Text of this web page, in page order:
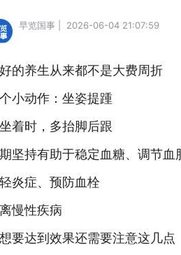
早览国事 | 2026-06-04 21:07:59
的养生从来都不是大费周折
小动作：坐姿提踵
着时，多抬脚后跟
坚持有助于稳定血糖、调节血
炎症、预防血栓
慢性疾病
要达到效果还需要注意这几点